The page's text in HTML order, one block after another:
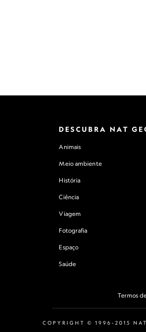
DESCUBRA NAT
Animais
Meio ambiente
História
Ciência
Viagem
Fotografia
Espaço
Saúde
Termos
COPYRIGHT © 1996-2015